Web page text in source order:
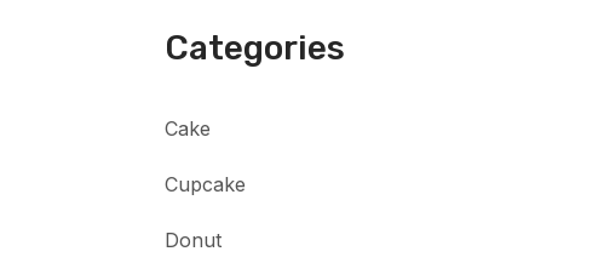
Categories
Cake
Cupcake
Donut